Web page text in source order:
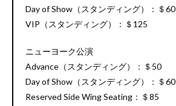
Day of Show（スタンディング）：＄60
VIP（スタンディング）：＄125
ニューヨーク公演
Advance（スタンディング）：＄50
Day of Show（スタンディング）：＄60
Reserved Side Wing Seating：＄85